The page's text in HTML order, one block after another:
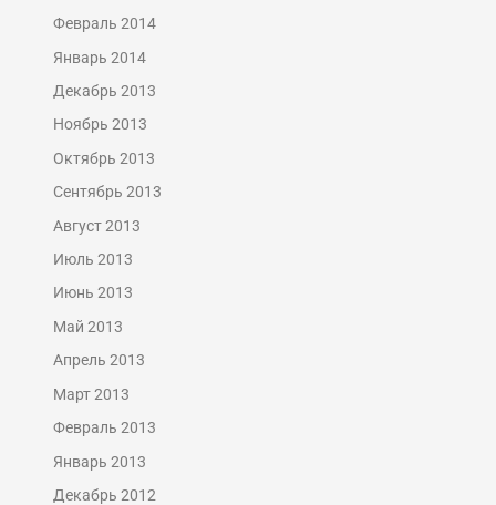
Февраль 2014
Январь 2014
Декабрь 2013
Ноябрь 2013
Октябрь 2013
Сентябрь 2013
Август 2013
Июль 2013
Июнь 2013
Май 2013
Апрель 2013
Март 2013
Февраль 2013
Январь 2013
Декабрь 2012